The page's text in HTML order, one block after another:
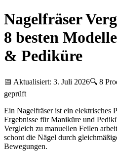
Nagelfräser
8 besten
& Pediküre
📅 Aktualisiert: 3. Juli 2026🔍 8
geprüft
Ein Nagelfräser ist ein elektrisches
Ergebnisse für Maniküre und
Vergleich zu manuellen Feilen
schont die Nägel durch
Bewegungen.